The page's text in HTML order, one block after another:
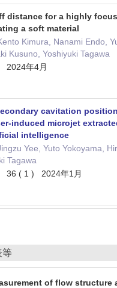
distance for a highly
a soft material
Kimura, Nanami Endo,
Kusuno, Yoshiyuki Tagawa
2024年4月
cavitation
induced microjet
intelligence
Yee, Yuto Yokoyama,
Tagawa
36 ( 1 ) 2024年1月
等
of flow structure